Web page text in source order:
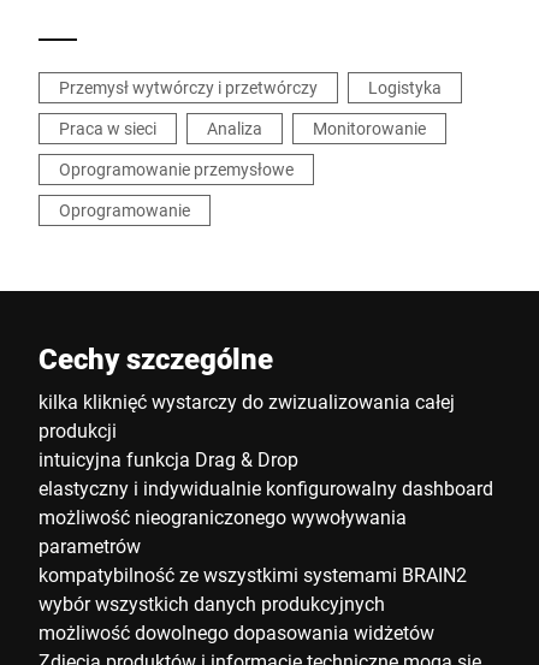
Przemysł wytwórczy i przetwórczy
Logistyka
Praca w sieci
Analiza
Monitorowanie
Oprogramowanie przemysłowe
Oprogramowanie
Cechy szczególne
kilka kliknięć wystarczy do zwizualizowania całej
produkcji
intuicyjna funkcja Drag & Drop
elastyczny i indywidualnie konfigurowalny dashboard
możliwość nieograniczonego wywoływania
parametrów
kompatybilność ze wszystkimi systemami BRAIN2
wybór wszystkich danych produkcyjnych
możliwość dowolnego dopasowania widżetów